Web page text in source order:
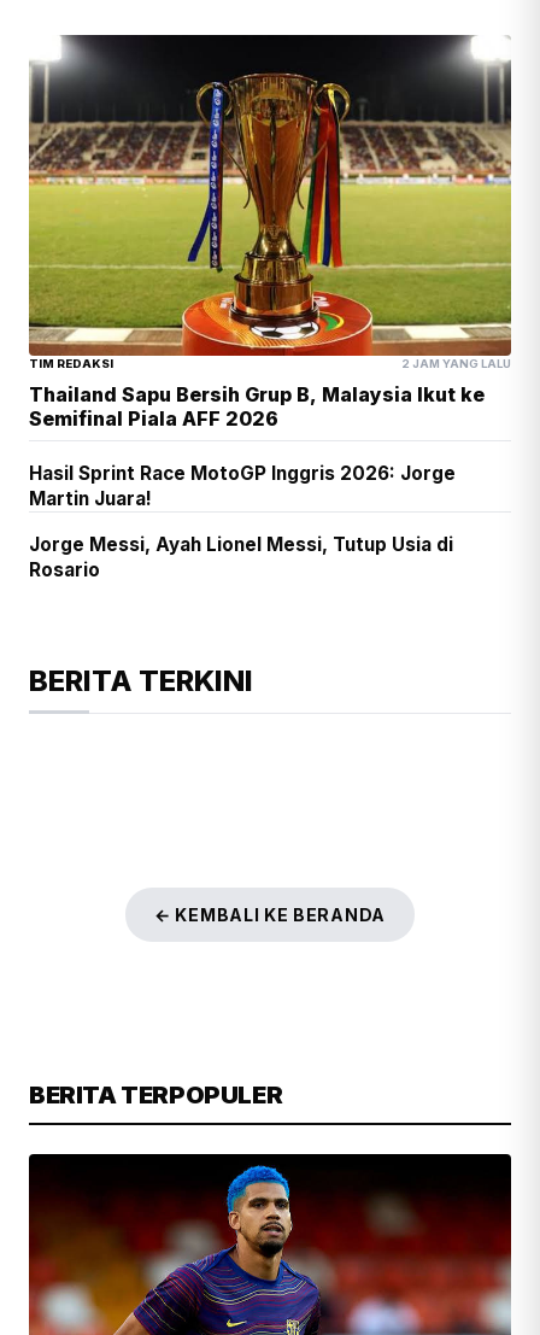
TIM REDAKSI 2 JAM YANG LALU
Thailand Sapu Bersih Grup B, Malaysia Ikut ke
Semifinal Piala AFF 2026
Hasil Sprint Race MotoGP Inggris 2026: Jorge
Martin Juara!
Jorge Messi, Ayah Lionel Messi, Tutup Usia di
Rosario
BERITA TERKINI
← KEMBALI KE BERANDA
BERITA TERPOPULER